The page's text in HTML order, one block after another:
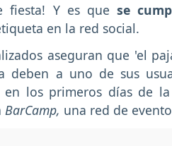
fiesta! Y es que se
en la red social.
aseguran que 'el
deben a uno de sus
en los primeros días de
BarCamp, una red de